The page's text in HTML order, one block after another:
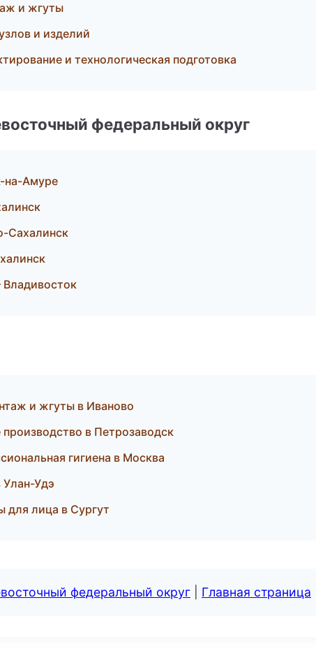
и жгуты
и изделий
и технологическая подготовка
федеральный округ
на-Амуре
Сахалинск
и жгуты в Иваново
в Петрозаводск
гигиена в Москва
Удэ
для лица в Сургут
федеральный округ Главная страница